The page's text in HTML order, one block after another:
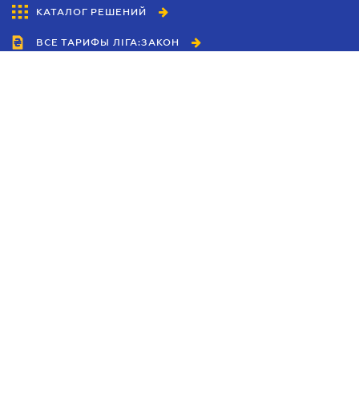
КАТАЛОГ РЕШЕНИЙ
ВСЕ ТАРИФЫ ЛІГА:ЗАКОН